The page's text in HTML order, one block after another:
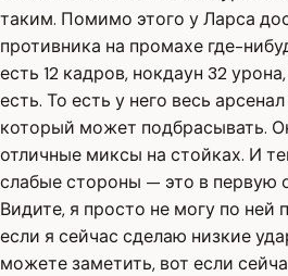
таким. Помимо этого у Ларса
противника на промахе где-
есть 12 кадров, нокдаун 32
есть. То есть у него весь
который может подбрасывать.
отличные миксы на стойках. И
слабые стороны — это в первую
Видите, я просто не могу по ней
если я сейчас сделаю низкие
можете заметить, вот если